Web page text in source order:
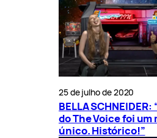
25 de julho de 2020
BELLA
do The Voice foi um
único. Histórico!”